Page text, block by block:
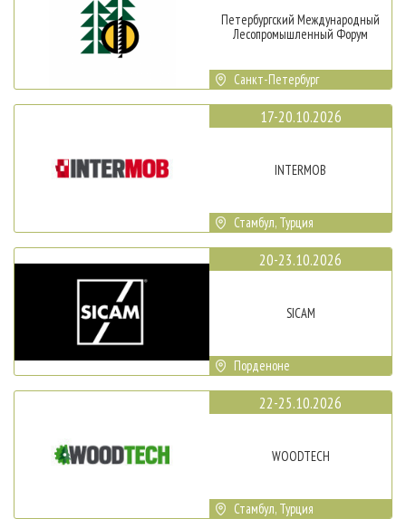
Петербургский Международный
Лесопромышленный Форум
Санкт-Петербург
17-20.10.2026
INTERMOB
Стамбул, Турция
20-23.10.2026
SICAM
Порденоне
22-25.10.2026
WOODTECH
Стамбул, Турция